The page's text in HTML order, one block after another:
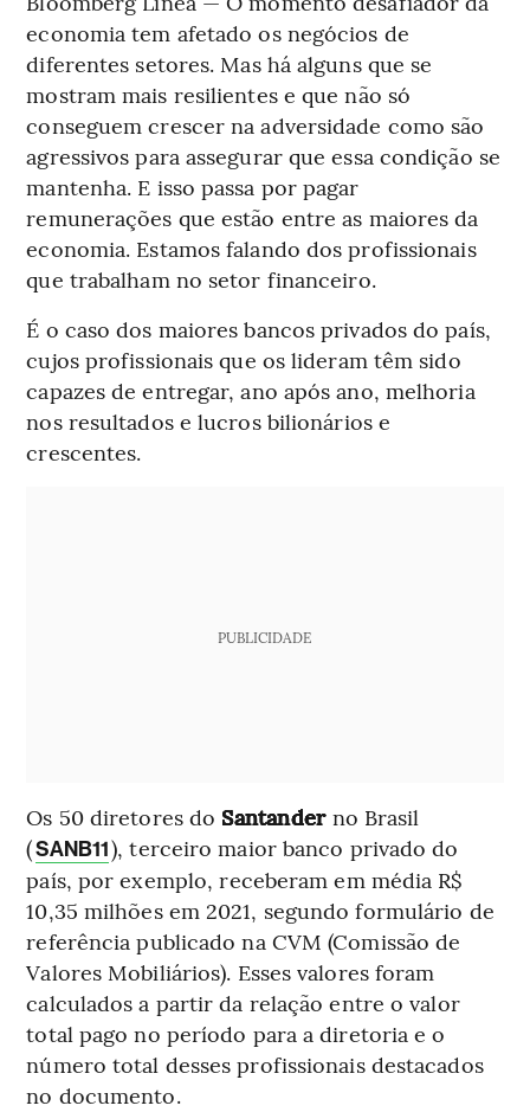
economia tem afetado os negócios de
diferentes setores. Mas há alguns que se
mostram mais resilientes e que não só
conseguem crescer na adversidade como são
agressivos para assegurar que essa condição se
mantenha. E isso passa por pagar
remunerações que estão entre as maiores da
economia. Estamos falando dos profissionais
que trabalham no setor financeiro.
É o caso dos maiores bancos privados do país,
cujos profissionais que os lideram têm sido
capazes de entregar, ano após ano, melhoria
nos resultados e lucros bilionários e
crescentes.
PUBLICIDADE
Os 50 diretores do Santanderno Brasil
(SANB11), terceiro maior banco privado do
país, por exemplo, receberam em média R$
10,35 milhões em 2021, segundo formulário de
referência publicado na CVM (Comissão de
Valores Mobiliários). Esses valores foram
calculados a partir da relação entre o valor
total pago no período para a diretoria e o
número total desses profissionais destacados
no documento.